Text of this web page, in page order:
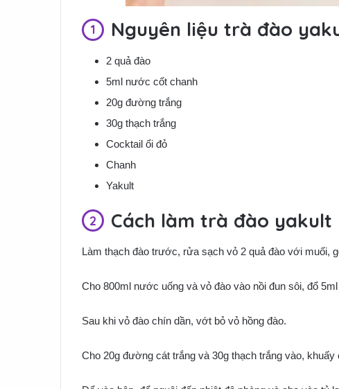
Nguyên liệu trà đào
2 quả đào
5ml nước cốt chanh
20g đường trắng
30g thạch trắng
Cocktail ổi đỏ
Chanh
Yakult
Cách làm trà đào yakult
Làm thạch đào trước, rửa sạch vỏ 2 quả đào với muối,
Cho 800ml nước uống và vỏ đào vào nồi đun sôi, đổ
Sau khi vỏ đào chín dần, vớt bỏ vỏ hồng đào.
Cho 20g đường cát trắng và 30g thạch trắng vào, khuấy